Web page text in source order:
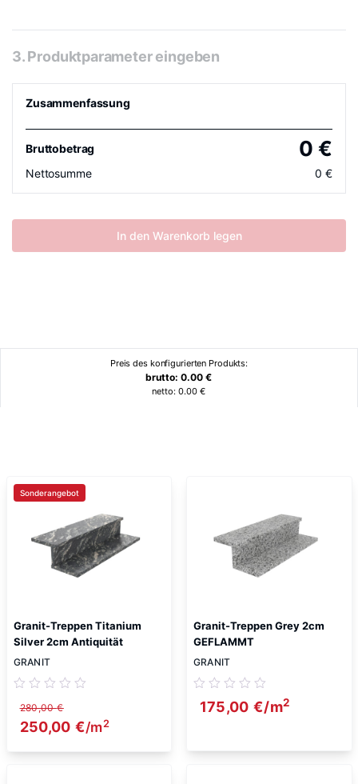
3. Produktparameter eingeben
Zusammenfassung
Bruttobetrag 0 €
Nettosumme 0 €
In den Warenkorb legen
Preis des konfigurierten Produkts:
brutto:0.00 €
netto:0.00 €
Sonderangebot
Granit-Treppen Titanium
Silver 2cm Antiquität
GRANIT
280,00€
Ursprünglicher Preis war: 280,00 €
250,00 €Aktueller Preis ist: 250,00 €.
/m2
Granit-Treppen Grey 2cm
GEFLAMMT
GRANIT
175,00 €/m2